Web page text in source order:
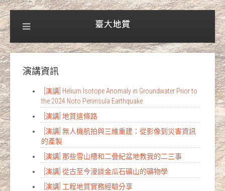
演講資訊
[演講] Helium Isotope Anomaly in Groundwater Prior to
the 2024 Noto Peninsula Earthquake
[演講] 地質這條路
[演講] 無人機航拍與三維重建：從影像到災害資訊
的產製
[演講] 那些雪山槽和二疊紀盆地教我的二三事
[演講] 從古至今漫談金瓜石礦山的礦物學
[演講] 工程地質實務經驗分享